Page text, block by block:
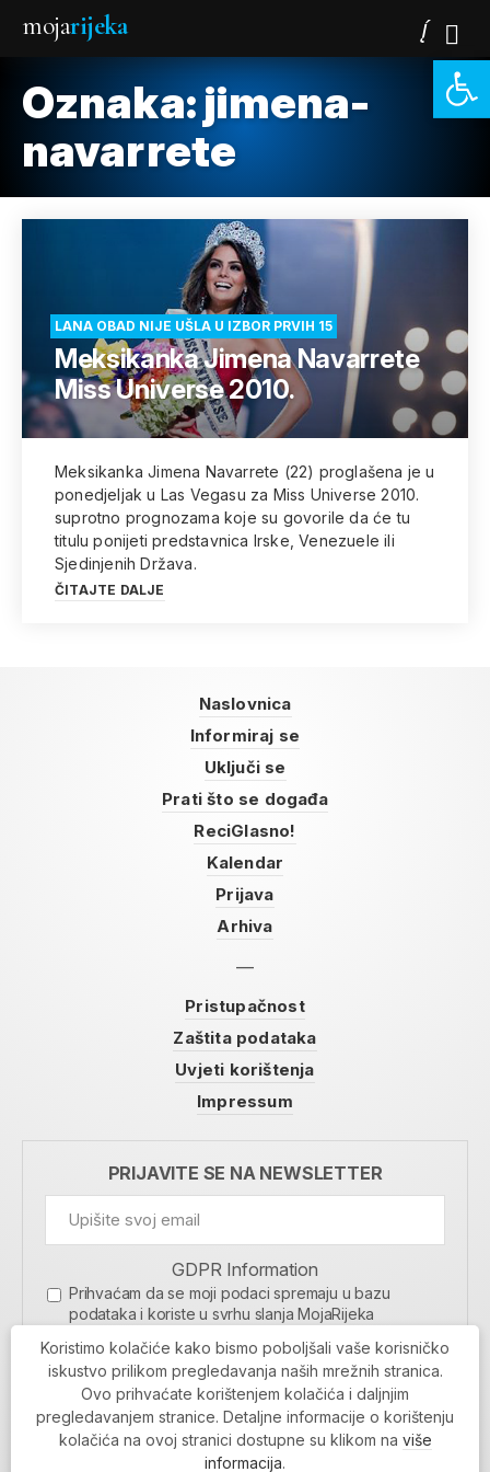
mojarijeka
Oznaka:jimena-
navarrete
LANA OBAD NIJE UŠLA U IZBOR PRVIH 15
Meksikanka Jimena Navarrete
Miss Universe 2010.
Meksikanka Jimena Navarrete (22) proglašena je u
ponedjeljak u Las Vegasu za Miss Universe 2010.
suprotno prognozama koje su govorile da će tu
titulu ponijeti predstavnica Irske, Venezuele ili
Sjedinjenih Država.
ČITAJTE DALJE
Naslovnica
Informiraj se
Uključi se
Prati što se događa
ReciGlasno!
Kalendar
Prijava
Arhiva
Pristupačnost
Zaštita podataka
Uvjeti korištenja
Impressum
PRIJAVITE SE NA NEWSLETTER
GDPR Information
Prihvaćam da se moji podaci spremaju u bazu
podataka i koriste u svrhu slanja MojaRijeka
MOJARIJEKA NEWSLETTER
PRIJAVI SE
Koristimo kolačiće kako bismo poboljšali vaše korisničko
iskustvo prilikom pregledavanja naših mrežnih stranica.
Ovo prihvaćate korištenjem kolačića i daljnjim
pregledavanjem stranice. Detaljne informacije o korištenju
kolačića na ovoj stranici dostupne su klikom na više
informacija.